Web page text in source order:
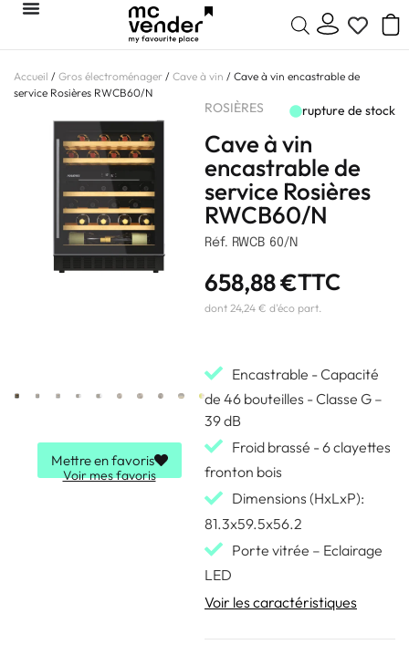
Accueil / Gros électroménager / Cave à vin / Cave à vin encastrable de
service Rosières RWCB60/N
Mettre en favoris
Voir mes favoris
ROSIÈRES rupture de stock
Cave à vin
encastrable de
service Rosières
RWCB60/N
Réf. RWCB 60/N
658,88€TTC
dont 24,24 € d'éco part.
Encastrable - Capacité
de 46 bouteilles - Classe G –
39 dB
Froid brassé - 6 clayettes
fronton bois
Dimensions (HxLxP):
81.3x59.5x56.2
Porte vitrée – Eclairage
LED
Voir les caractéristiques